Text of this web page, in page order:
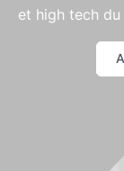
et high tech